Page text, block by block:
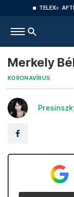
TELEX
Merkely
KORONAVÍRUS